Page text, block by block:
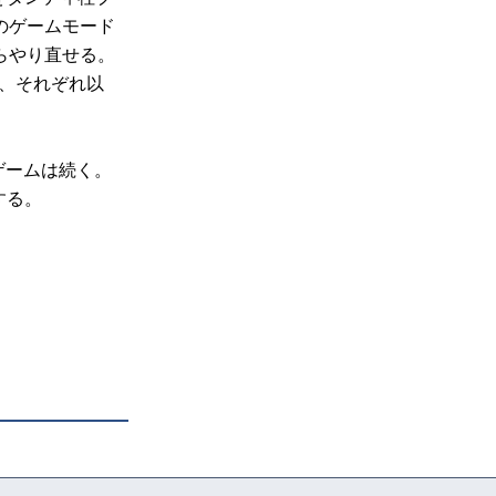
ゲームモード
り直せる。
それぞれ以
ムは続く。
。